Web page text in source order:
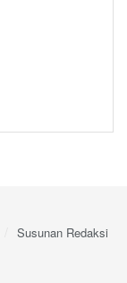
Susunan Redaksi